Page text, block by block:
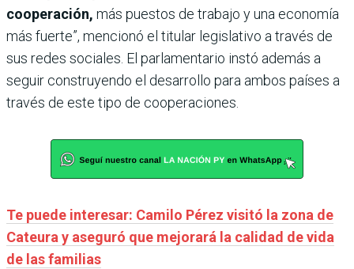
cooperación, más puestos de trabajo y una economía
más fuerte”, mencionó el titular legislativo a través de
sus redes sociales. El parlamentario instó además a
seguir construyendo el desarrollo para ambos países a
través de este tipo de cooperaciones.
Te puede interesar: Camilo Pérez visitó la zona de
Cateura y aseguró que mejorará la calidad de vida
de las familias